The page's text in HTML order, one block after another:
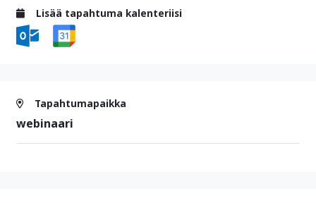
Lisää tapahtuma kalenteriisi
Tapahtumapaikka
webinaari